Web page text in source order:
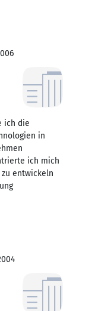
ich die
in
ich mich
entwickeln